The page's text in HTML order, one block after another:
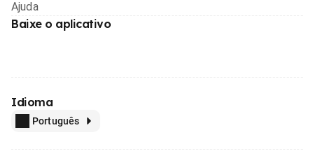
Ajuda
Baixe o aplicativo
Idioma
Português